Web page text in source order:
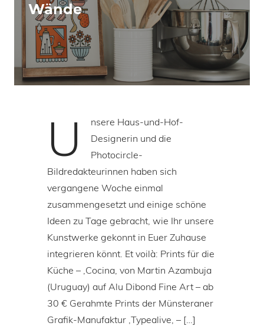
Wände
U
nsere Haus-und-Hof-
Designerin und die
Photocircle-
Bildredakteurinnen haben sich
vergangene Woche einmal
zusammengesetzt und einige schöne
Ideen zu Tage gebracht, wie Ihr unsere
Kunstwerke gekonnt in Euer Zuhause
integrieren könnt. Et voilà: Prints für die
Küche – ‚Cocina‚ von Martin Azambuja
(Uruguay) auf Alu Dibond Fine Art – ab
30 € Gerahmte Prints der Münsteraner
Grafik-Manufaktur ‚Typealive‚ – […]